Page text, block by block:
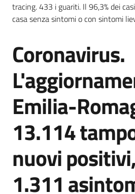
un
comunicato
Risorse
Agenzia
di
informazione
comunicazione
tracing. 433 i guariti. Il 96,3% dei
casa senza sintomi o con sintomi
Salta al contenuto
Coronavirus.
Emilia-
13.114
nuovi
1.311